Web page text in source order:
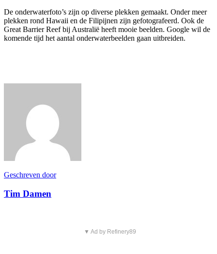
De onderwaterfoto’s zijn op diverse plekken gemaakt. Onder meer
plekken rond Hawaii en de Filipijnen zijn gefotografeerd. Ook de
Great Barrier Reef bij Australië heeft mooie beelden. Google wil de
komende tijd het aantal onderwaterbeelden gaan uitbreiden.
Geschreven door
Tim Damen
▼ Ad by Refinery89